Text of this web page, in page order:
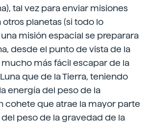
tal vez para enviar misiones
otros planetas (si todo lo
misión espacial se preparara
desde el punto de vista de la
más fácil escapar de la
que de la Tierra, teniendo
energía del peso de la
cohete que atrae la mayor parte
peso de la gravedad de la